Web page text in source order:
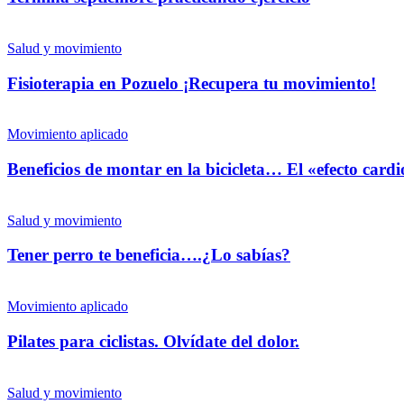
Salud y movimiento
Fisioterapia en Pozuelo ¡Recupera tu movimiento!
Movimiento aplicado
Beneficios de montar en la bicicleta… El «efecto
Salud y movimiento
Tener perro te beneficia….¿Lo sabías?
Movimiento aplicado
Pilates para ciclistas. Olvídate del dolor.
Salud y movimiento